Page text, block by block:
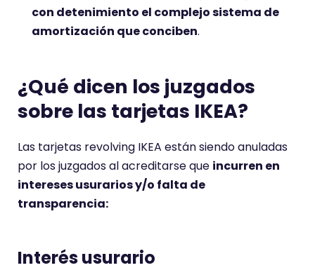
con detenimiento el complejo sistema de
amortización que conciben.
¿Qué dicen los juzgados
sobre las tarjetas IKEA?
Las tarjetas revolving IKEA están siendo anuladas
por los juzgados al acreditarse que incurren en
intereses usurarios y/o falta de
transparencia:
Interés usurario